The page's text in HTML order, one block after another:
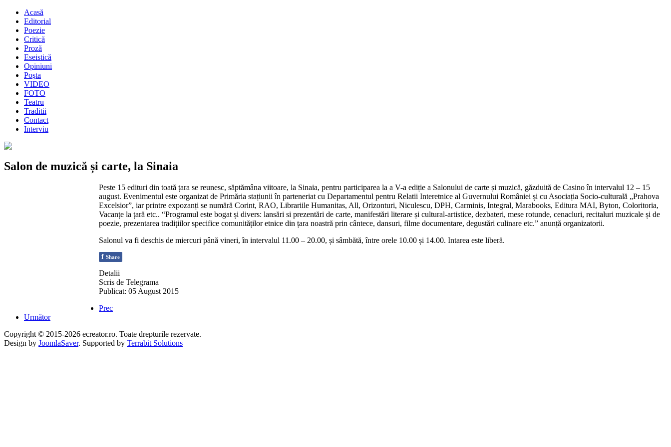
Acasă
Editorial
Poezie
Critică
Proză
Eseistică
Opiniuni
Poşta
VIDEO
FOTO
Teatru
Traditii
Contact
Interviu
Salon de muzică și carte, la Sinaia
Peste 15 edituri din toată țara se reunesc, săptămâna viitoare, la Sinaia, pentru participarea la a V-a ediție a Salonului de carte și muzică, găzduită de Casino în intervalul 12 – 15
august. Evenimentul este organizat de Primăria stațiunii în parteneriat cu Departamentul pentru Relatii Interetnice al Guvernului României și cu Asociația Socio-culturală „Prahova
Excelsior”, iar printre expozanți se numără Corint, RAO, Librariile Humanitas, All, Orizonturi, Niculescu, DPH, Carminis, Integral, Marabooks, Editura MAI, Byton, Coloritoria,
Vacanțe la țară etc.. “Programul este bogat și divers: lansări si prezentări de carte, manifestări literare și cultural-artistice, dezbateri, mese rotunde, cenacluri, recitaluri muzicale și de
poezie, prezentarea tradițiilor specifice comunităților etnice din țara noastră prin cântece, dansuri, filme documentare, degustări culinare etc.” anunță organizatorii.
Salonul va fi deschis de miercuri până vineri, în intervalul 11.00 – 20.00, și sâmbătă, între orele 10.00 și 14.00. Intarea este liberă.
f Share
Detalii
Scris de Telegrama
Publicat: 05 August 2015
Prec
Următor
Copyright © 2015-2026 ecreator.ro. Toate drepturile rezervate.
Design by JoomlaSaver. Supported by Terrabit Solutions